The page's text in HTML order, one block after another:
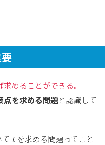
めることができる。
点を求める問題と認識して
て t
t を求める問題ってこと